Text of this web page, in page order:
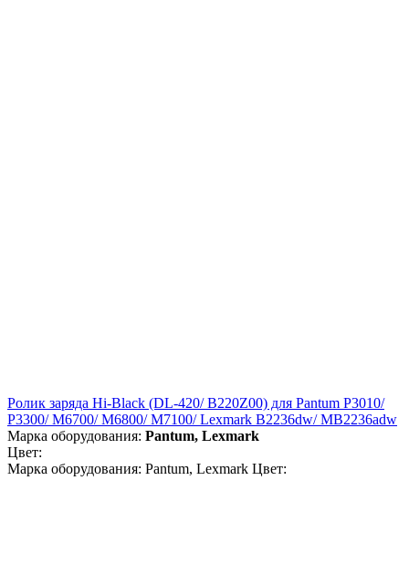
Ролик заряда Hi-Black (DL-420/ B220Z00) для Pantum P3010/
P3300/ M6700/ M6800/ M7100/ Lexmark B2236dw/ MB2236adw
Марка оборудования: Pantum, Lexmark
Цвет:
Марка оборудования: Pantum, Lexmark Цвет: